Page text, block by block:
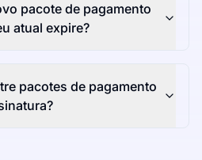
pacote de pagamento
atual expire?
pacotes de pagamento